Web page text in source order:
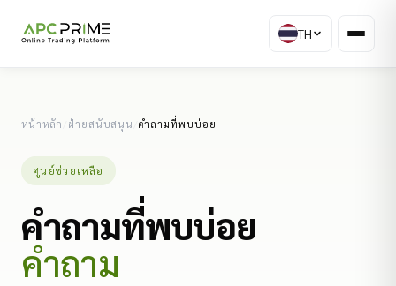
TH
หน้าหลัก ฝ่ายสนับสนุน คำถามที่พบบ่อย
ศูนย์ช่วยเหลือ
คำถามที่พบบ่อย
คำถาม